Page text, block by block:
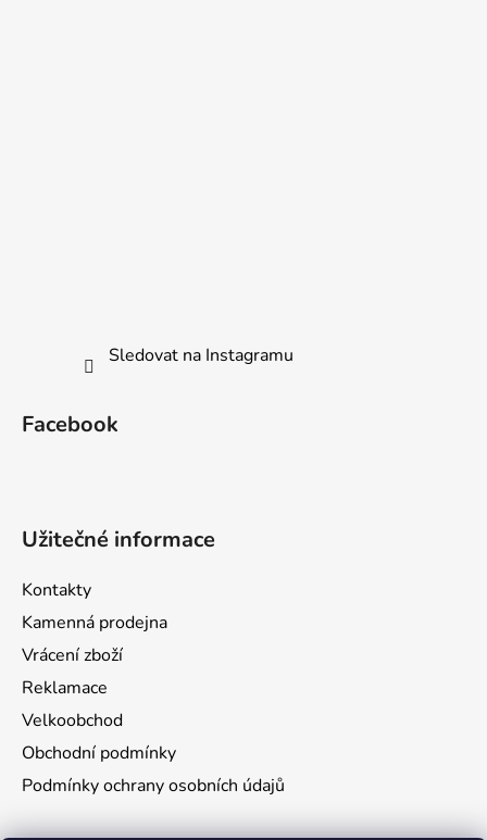
Sledovat na Instagramu
Facebook
Užitečné informace
Kontakty
Kamenná prodejna
Vrácení zboží
Reklamace
Velkoobchod
Obchodní podmínky
Podmínky ochrany osobních údajů